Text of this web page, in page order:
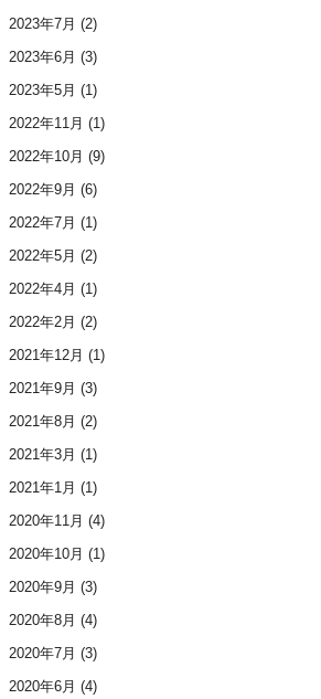
2023年7月 (2)
2023年6月 (3)
2023年5月 (1)
2022年11月 (1)
2022年10月 (9)
2022年9月 (6)
2022年7月 (1)
2022年5月 (2)
2022年4月 (1)
2022年2月 (2)
2021年12月 (1)
2021年9月 (3)
2021年8月 (2)
2021年3月 (1)
2021年1月 (1)
2020年11月 (4)
2020年10月 (1)
2020年9月 (3)
2020年8月 (4)
2020年7月 (3)
2020年6月 (4)